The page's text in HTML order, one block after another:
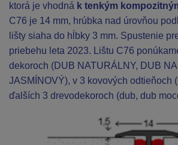
ktorá je vhodná k tenkým
C76 je 14 mm, hrúbka nad úrovňou
lišty siaha do hĺbky 3 mm. Spustenie
priebehu leta 2023. Lištu C76
dekoroch (DUB NATURÁLNY, DUB
JASMÍNOVÝ), v 3 kovových odtieňoch
ďalších 3 drevodekoroch (dub, dub